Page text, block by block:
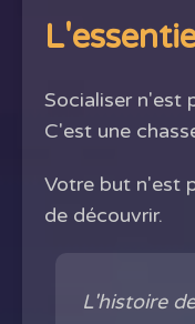
Socialiser n'est
C'est une
Votre but n'est
de découvrir.
L'histoire